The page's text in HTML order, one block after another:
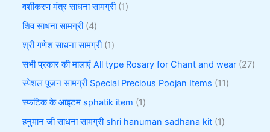
वशीकरण मंत्र साधना सामग्री 1
शिव साधना सामग्री 4
श्री गणेश साधना सामग्री 1
सभी प्रकार की मालाएं All type Rosary for Chant and wear 27
स्पेशल पूजन सामग्री Special Precious Poojan Items 11
स्फटिक के आइटम sphatik item 1
हनुमान जी साधना सामग्री shri hanuman sadhana kit 1